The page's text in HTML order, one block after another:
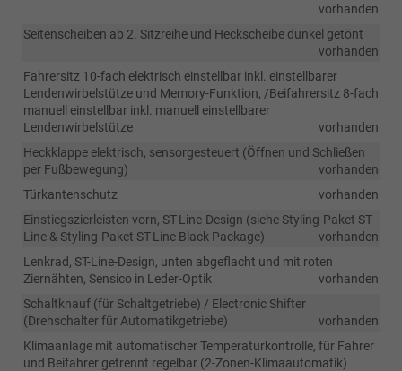
vorhanden
Seitenscheiben ab 2. Sitzreihe und Heckscheibe dunkel getönt
vorhanden
Fahrersitz 10-fach elektrisch einstellbar inkl. einstellbarer
Lendenwirbelstütze und Memory-Funktion, /Beifahrersitz 8-fach
manuell einstellbar inkl. manuell einstellbarer
Lendenwirbelstütze
vorhanden
Heckklappe elektrisch, sensorgesteuert (Öffnen und Schließen
per Fußbewegung)
vorhanden
Türkantenschutz
vorhanden
Einstiegszierleisten vorn, ST-Line-Design (siehe Styling-Paket ST-
Line & Styling-Paket ST-Line Black Package)
vorhanden
Lenkrad, ST-Line-Design, unten abgeflacht und mit roten
Ziernähten, Sensico in Leder-Optik
vorhanden
Schaltknauf (für Schaltgetriebe) / Electronic Shifter
(Drehschalter für Automatikgetriebe)
vorhanden
Klimaanlage mit automatischer Temperaturkontrolle, für Fahrer
und Beifahrer getrennt regelbar (2-Zonen-Klimaautomatik)